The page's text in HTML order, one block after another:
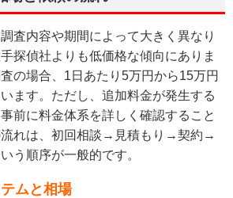
査内容や期間によって大きく異なり
探偵社よりも低価格な傾向にありま
の場合、1日あたり5万円から15万円
ます。ただし、追加料金が発生する
前に料金体系を詳しく確認すること
流れは、初回相談→見積もり→契約→
う順序が一般的です。
ムと相場